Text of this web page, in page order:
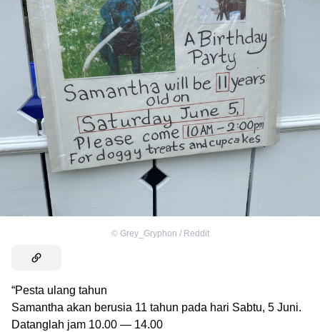
© Grey_Gryphon / Reddit
“Pesta ulang tahun
Samantha akan berusia 11 tahun pada hari Sabtu, 5 Juni.
Datanglah jam 10.00 — 14.00